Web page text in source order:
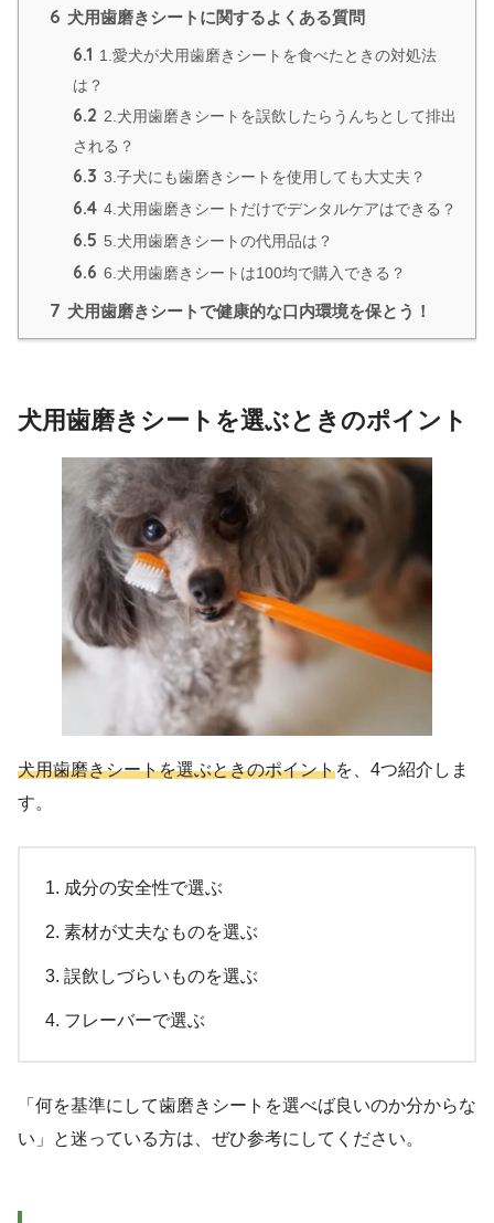
6 犬用歯磨きシートに関するよくある質問
6.1 1.愛犬が犬用歯磨きシートを食べたときの対処法
は？
6.2 2.犬用歯磨きシートを誤飲したらうんちとして排出
される？
6.3 3.子犬にも歯磨きシートを使用しても大丈夫？
6.4 4.犬用歯磨きシートだけでデンタルケアはできる？
6.5 5.犬用歯磨きシートの代用品は？
6.6 6.犬用歯磨きシートは100均で購入できる？
7 犬用歯磨きシートで健康的な口内環境を保とう！
犬用歯磨きシートを選ぶときのポイント
犬用歯磨きシートを選ぶときのポイントを、4つ紹介しま
す。
成分の安全性で選ぶ
素材が丈夫なものを選ぶ
誤飲しづらいものを選ぶ
フレーバーで選ぶ
「何を基準にして歯磨きシートを選べば良いのか分からな
い」と迷っている方は、ぜひ参考にしてください。